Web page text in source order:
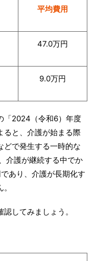
平均費用
47.0万円
9.0万円
「2024（令和6）年度
ると、介護が始まる際
どで発生する一時的な
介護が継続する中でか
あり、介護が長期化す
してみましょう。